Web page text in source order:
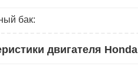
бак:
двигателя Honda